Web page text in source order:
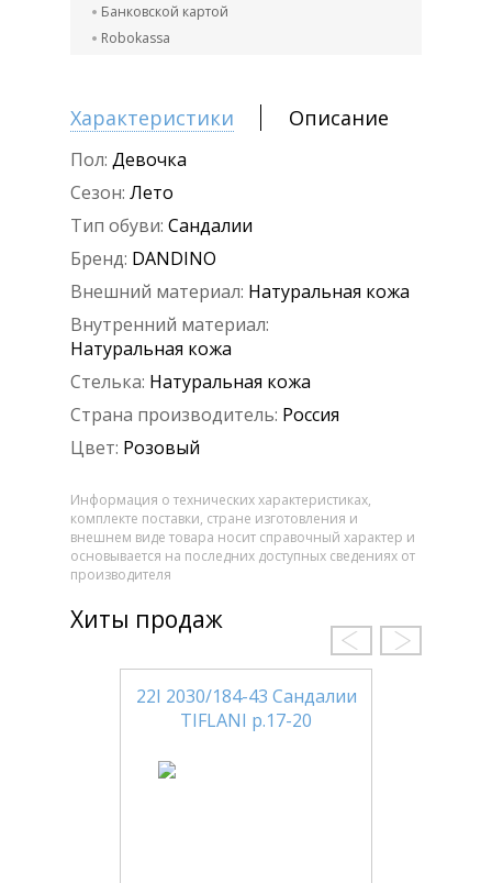
Банковской картой
Robokassa
Характеристики Описание
Пол: Девочка
Сезон: Лето
Тип обуви: Сандалии
Бренд: DANDINO
Внешний материал: Натуральная кожа
Внутренний материал:
Натуральная кожа
Стелька: Натуральная кожа
Страна производитель: Россия
Цвет: Розовый
Информация о технических характеристиках,
комплекте поставки, стране изготовления и
внешнем виде товара носит справочный характер и
основывается на последних доступных сведениях от
производителя
Хиты продаж
22I 2030/184-43 Сандалии
TIFLANI р.17-20